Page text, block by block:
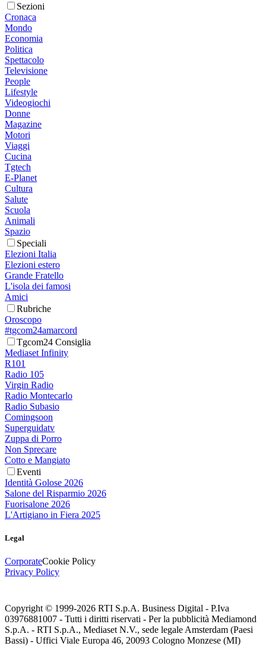
Sezioni
Cronaca
Mondo
Economia
Politica
Spettacolo
Televisione
People
Lifestyle
Videogiochi
Donne
Magazine
Motori
Viaggi
Cucina
Tgtech
E-Planet
Cultura
Salute
Scuola
Animali
Spazio
Speciali
Elezioni Italia
Elezioni estero
Grande Fratello
L'isola dei famosi
Amici
Rubriche
Oroscopo
#tgcom24amarcord
Tgcom24 Consiglia
Mediaset Infinity
R101
Radio 105
Virgin Radio
Radio Montecarlo
Radio Subasio
Comingsoon
Superguidatv
Zuppa di Porro
Non Sprecare
Cotto e Mangiato
Eventi
Identità Golose 2026
Salone del Risparmio 2026
Fuorisalone 2026
L'Artigiano in Fiera 2025
Legal
CorporateCookie Policy
Privacy Policy
Copyright © 1999-2026 RTI S.p.A. Business Digital - P.Iva
03976881007 - Tutti i diritti riservati - Per la pubblicità Mediamond
S.p.A. - RTI S.p.A., Mediaset N.V., sede legale Amsterdam (Paesi
Bassi) - Uffici Viale Europa 46, 20093 Cologno Monzese (MI)